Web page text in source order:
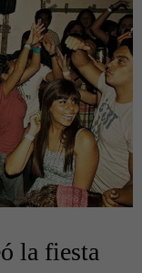
la fiesta